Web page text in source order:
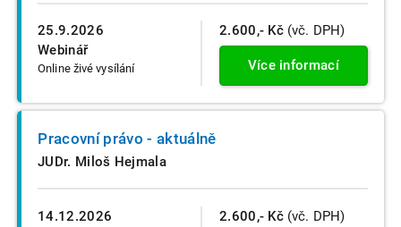
25.9.2026
Webinář
Online živé vysílání
2.600,- Kč (vč. DPH)
Více informací
14.12.2026
Pracovní právo - aktuálně
JUDr. Miloš Hejmala
2.600,- Kč (vč. DPH)